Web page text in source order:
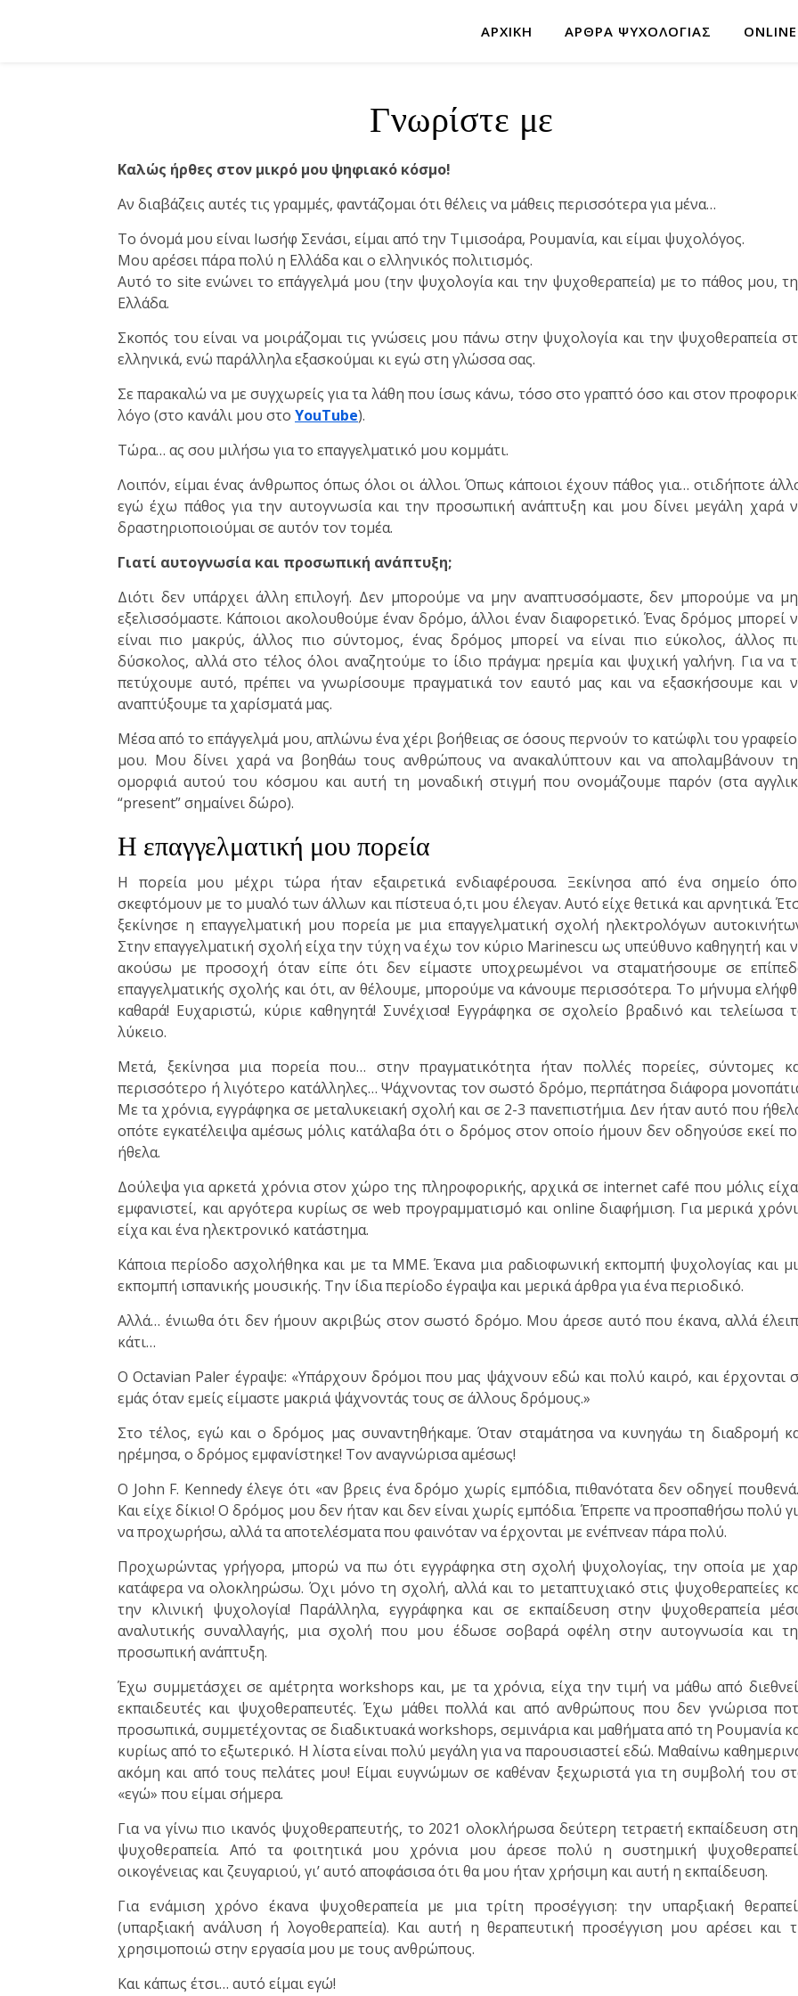
ΑΡΧΙΚΉ ΆΡΘΡΑ ΨΥΧΟΛΟΓΊΑΣ
Γνωρίστε με
Καλώς ήρθες στον μικρό μου ψηφιακό κόσμο!
Αν διαβάζεις αυτές τις γραμμές, φαντάζομαι ότι θέλεις να μάθεις περισσότερα για μένα…
Το όνομά μου είναι Ιωσήφ Σενάσι, είμαι από την Τιμισοάρα, Ρουμανία, και είμαι ψυχολόγος.
Μου αρέσει πάρα πολύ η Ελλάδα και ο ελληνικός πολιτισμός.
Αυτό το site ενώνει το επάγγελμά μου (την ψυχολογία και την ψυχοθεραπεία) με το πάθος μου,
Ελλάδα.
Σκοπός του είναι να μοιράζομαι τις γνώσεις μου πάνω στην ψυχολογία και την ψυχοθεραπεία
ελληνικά, ενώ παράλληλα εξασκούμαι κι εγώ στη γλώσσα σας.
Σε παρακαλώ να με συγχωρείς για τα λάθη που ίσως κάνω, τόσο στο γραπτό όσο και στον
λόγο (στο κανάλι μου στο YouTube).
Τώρα… ας σου μιλήσω για το επαγγελματικό μου κομμάτι.
Λοιπόν, είμαι ένας άνθρωπος όπως όλοι οι άλλοι. Όπως κάποιοι έχουν πάθος για… οτιδήποτε
εγώ έχω πάθος για την αυτογνωσία και την προσωπική ανάπτυξη και μου δίνει μεγάλη χαρά
δραστηριοποιούμαι σε αυτόν τον τομέα.
Γιατί αυτογνωσία και προσωπική ανάπτυξη;
Διότι δεν υπάρχει άλλη επιλογή. Δεν μπορούμε να μην αναπτυσσόμαστε, δεν μπορούμε να
εξελισσόμαστε. Κάποιοι ακολουθούμε έναν δρόμο, άλλοι έναν διαφορετικό. Ένας δρόμος μπορεί
είναι πιο μακρύς, άλλος πιο σύντομος, ένας δρόμος μπορεί να είναι πιο εύκολος, άλλος
δύσκολος, αλλά στο τέλος όλοι αναζητούμε το ίδιο πράγμα: ηρεμία και ψυχική γαλήνη. Για να
πετύχουμε αυτό, πρέπει να γνωρίσουμε πραγματικά τον εαυτό μας και να εξασκήσουμε και
αναπτύξουμε τα χαρίσματά μας.
Μέσα από το επάγγελμά μου, απλώνω ένα χέρι βοήθειας σε όσους περνούν το κατώφλι του
μου. Μου δίνει χαρά να βοηθάω τους ανθρώπους να ανακαλύπτουν και να απολαμβάνουν
ομορφιά αυτού του κόσμου και αυτή τη μοναδική στιγμή που ονομάζουμε παρόν (στα
“present” σημαίνει δώρο).
Η επαγγελματική μου πορεία
Η πορεία μου μέχρι τώρα ήταν εξαιρετικά ενδιαφέρουσα. Ξεκίνησα από ένα σημείο
σκεφτόμουν με το μυαλό των άλλων και πίστευα ό,τι μου έλεγαν. Αυτό είχε θετικά και αρνητικά.
ξεκίνησε η επαγγελματική μου πορεία με μια επαγγελματική σχολή ηλεκτρολόγων
Στην επαγγελματική σχολή είχα την τύχη να έχω τον κύριο Marinescu ως υπεύθυνο καθηγητή και
ακούσω με προσοχή όταν είπε ότι δεν είμαστε υποχρεωμένοι να σταματήσουμε σε
επαγγελματικής σχολής και ότι, αν θέλουμε, μπορούμε να κάνουμε περισσότερα. Το μήνυμα
καθαρά! Ευχαριστώ, κύριε καθηγητά! Συνέχισα! Εγγράφηκα σε σχολείο βραδινό και τελείωσα
λύκειο.
Μετά, ξεκίνησα μια πορεία που… στην πραγματικότητα ήταν πολλές πορείες, σύντομες
περισσότερο ή λιγότερο κατάλληλες… Ψάχνοντας τον σωστό δρόμο, περπάτησα διάφορα
Με τα χρόνια, εγγράφηκα σε μεταλυκειακή σχολή και σε 2-3 πανεπιστήμια. Δεν ήταν αυτό που
οπότε εγκατέλειψα αμέσως μόλις κατάλαβα ότι ο δρόμος στον οποίο ήμουν δεν οδηγούσε εκεί
ήθελα.
Δούλεψα για αρκετά χρόνια στον χώρο της πληροφορικής, αρχικά σε internet café που μόλις
εμφανιστεί, και αργότερα κυρίως σε web προγραμματισμό και online διαφήμιση. Για μερικά
είχα και ένα ηλεκτρονικό κατάστημα.
Κάποια περίοδο ασχολήθηκα και με τα ΜΜΕ. Έκανα μια ραδιοφωνική εκπομπή ψυχολογίας και
εκπομπή ισπανικής μουσικής. Την ίδια περίοδο έγραψα και μερικά άρθρα για ένα περιοδικό.
Αλλά… ένιωθα ότι δεν ήμουν ακριβώς στον σωστό δρόμο. Μου άρεσε αυτό που έκανα, αλλά
κάτι…
Ο Octavian Paler έγραψε: «Υπάρχουν δρόμοι που μας ψάχνουν εδώ και πολύ καιρό, και έρχονται
εμάς όταν εμείς είμαστε μακριά ψάχνοντάς τους σε άλλους δρόμους.»
Στο τέλος, εγώ και ο δρόμος μας συναντηθήκαμε. Όταν σταμάτησα να κυνηγάω τη διαδρομή
ηρέμησα, ο δρόμος εμφανίστηκε! Τον αναγνώρισα αμέσως!
Ο John F. Kennedy έλεγε ότι «αν βρεις ένα δρόμο χωρίς εμπόδια, πιθανότατα δεν οδηγεί
Και είχε δίκιο! Ο δρόμος μου δεν ήταν και δεν είναι χωρίς εμπόδια. Έπρεπε να προσπαθήσω πολύ
να προχωρήσω, αλλά τα αποτελέσματα που φαινόταν να έρχονται με ενέπνεαν πάρα πολύ.
Προχωρώντας γρήγορα, μπορώ να πω ότι εγγράφηκα στη σχολή ψυχολογίας, την οποία με
κατάφερα να ολοκληρώσω. Όχι μόνο τη σχολή, αλλά και το μεταπτυχιακό στις ψυχοθεραπείες
την κλινική ψυχολογία! Παράλληλα, εγγράφηκα και σε εκπαίδευση στην ψυχοθεραπεία
αναλυτικής συναλλαγής, μια σχολή που μου έδωσε σοβαρά οφέλη στην αυτογνωσία και
προσωπική ανάπτυξη.
Έχω συμμετάσχει σε αμέτρητα workshops και, με τα χρόνια, είχα την τιμή να μάθω από
εκπαιδευτές και ψυχοθεραπευτές. Έχω μάθει πολλά και από ανθρώπους που δεν γνώρισα
προσωπικά, συμμετέχοντας σε διαδικτυακά workshops, σεμινάρια και μαθήματα από τη Ρουμανία
κυρίως από το εξωτερικό. Η λίστα είναι πολύ μεγάλη για να παρουσιαστεί εδώ. Μαθαίνω
ακόμη και από τους πελάτες μου! Είμαι ευγνώμων σε καθέναν ξεχωριστά για τη συμβολή του
«εγώ» που είμαι σήμερα.
Για να γίνω πιο ικανός ψυχοθεραπευτής, το 2021 ολοκλήρωσα δεύτερη τετραετή εκπαίδευση
ψυχοθεραπεία. Από τα φοιτητικά μου χρόνια μου άρεσε πολύ η συστημική
οικογένειας και ζευγαριού, γι’ αυτό αποφάσισα ότι θα μου ήταν χρήσιμη και αυτή η εκπαίδευση.
Για ενάμιση χρόνο έκανα ψυχοθεραπεία με μια τρίτη προσέγγιση: την υπαρξιακή
(υπαρξιακή ανάλυση ή λογοθεραπεία). Και αυτή η θεραπευτική προσέγγιση μου αρέσει και
χρησιμοποιώ στην εργασία μου με τους ανθρώπους.
Και κάπως έτσι… αυτό είμαι εγώ!